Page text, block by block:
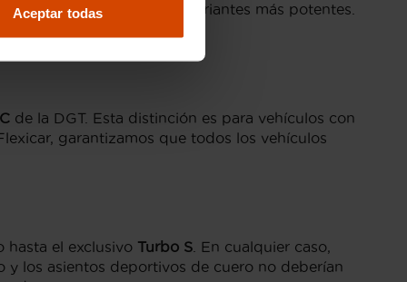
Aceptar todas
los11.0 L/100 km
en las variantes más potentes.
de la DGT. Esta distinción es para vehículos con
garantizamos que todos los vehículos
hasta el exclusivo Turbo S . En cualquier caso,
y los asientos deportivos de cuero no deberían